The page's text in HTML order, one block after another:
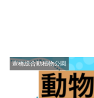
豊橋総合動植物公園